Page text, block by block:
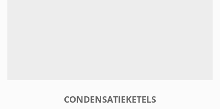
CONDENSATIEKETELS